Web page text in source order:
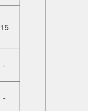
15
-
-